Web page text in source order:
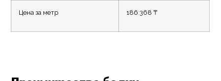
Цена за метр 186 368 ₸